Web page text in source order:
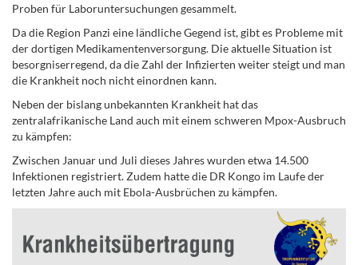
Proben für Laboruntersuchungen gesammelt.
Da die Region Panzi eine ländliche Gegend ist, gibt es Probleme mit
der dortigen Medikamentenversorgung. Die aktuelle Situation ist
besorgniserregend, da die Zahl der Infizierten weiter steigt und man
die Krankheit noch nicht einordnen kann.
Neben der bislang unbekannten Krankheit hat das
zentralafrikanische Land auch mit einem schweren Mpox-Ausbruch
zu kämpfen:
Zwischen Januar und Juli dieses Jahres wurden etwa 14.500
Infektionen registriert. Zudem hatte die DR Kongo im Laufe der
letzten Jahre auch mit Ebola-Ausbrüchen zu kämpfen.